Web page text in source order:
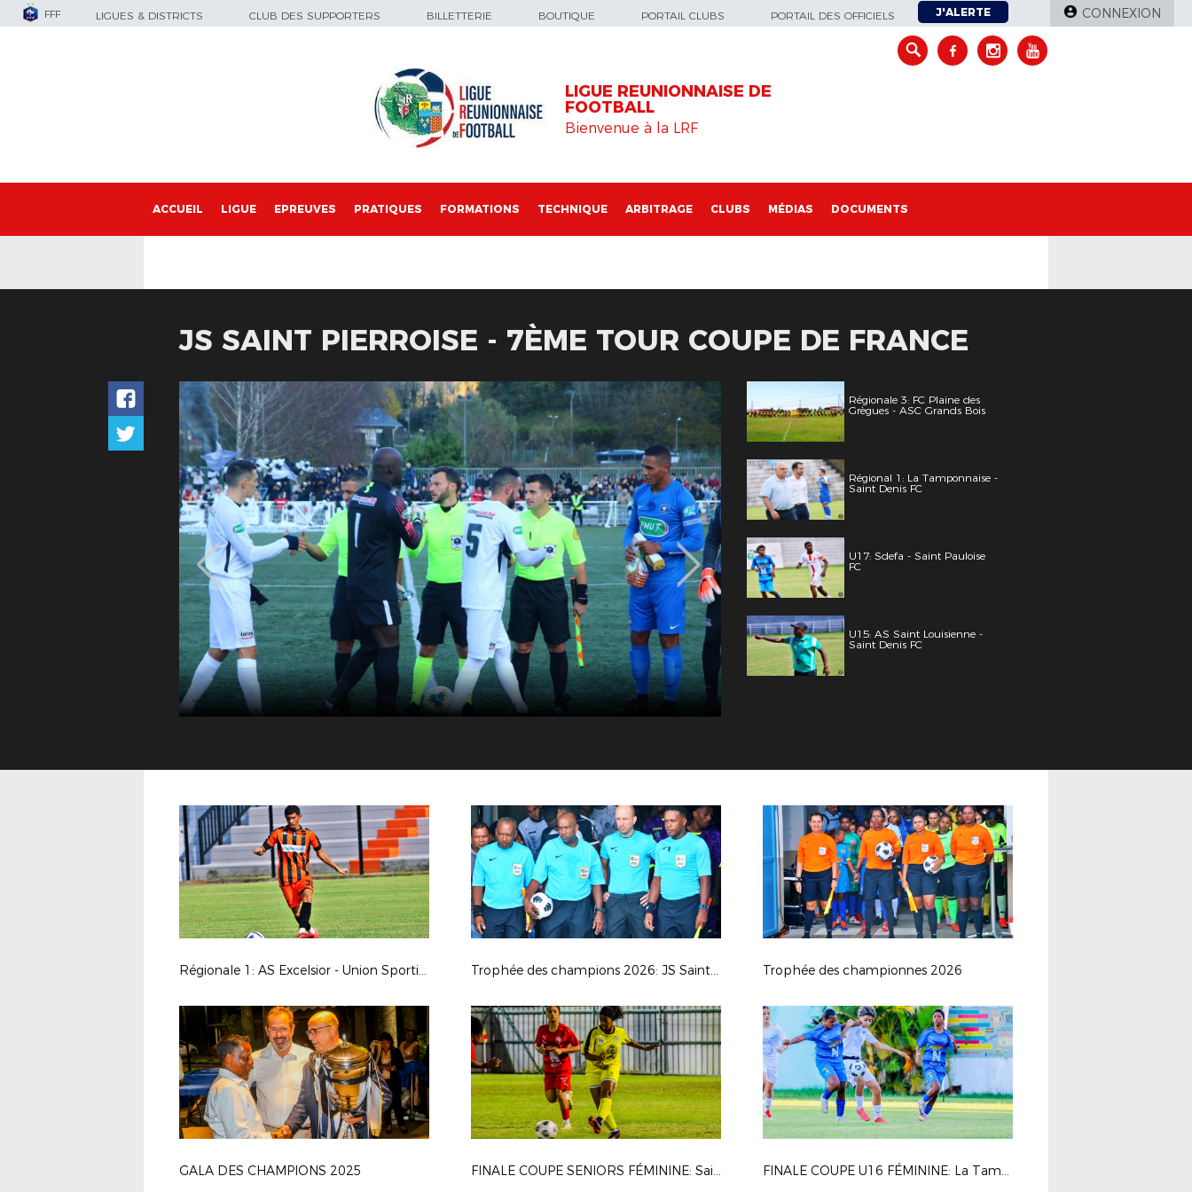
FFF LIGUES & DISTRICTS CLUB DES SUPPORTERS BILLETTERIE BOUTIQUE PORTAIL CLUBS PORTAIL DES OFFICIELS J'ALERTE CONNEXION
LIGUE REUNIONNAISE DE
FOOTBALL
Bienvenue à la LRF
ACCUEIL LIGUE EPREUVES PRATIQUES FORMATIONS TECHNIQUE ARBITRAGE CLUBS MÉDIAS DOCUMENTS
JS SAINT PIERROISE - 7ÈME TOUR COUPE DE FRANCE
Régionale 3: FC Plaine des
Grègues - ASC Grands Bois
Régional 1: La Tamponnaise -
Saint Denis FC
U17: Sdefa - Saint Pauloise
FC
U15: AS Saint Louisienne -
Saint Denis FC
Régionale 1: AS Excelsior - Union Sporting Bénédictine Trophée des champions 2026: JS Saint Pierroise - AS Jeanne D'Arc Trophée des championnes 2026
GALA DES CHAMPIONS 2025 FINALE COUPE SENIORS FÉMININE: Saint Pauloise FC - Saint Denis FC FINALE COUPE U16 FÉMININE: La Tamponnaise - Saint Pauloise FC